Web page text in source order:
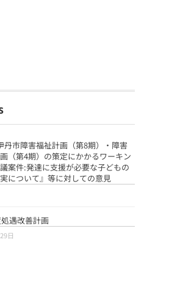
丹市障害福祉計画（第8期）・障害
（第4期）の策定にかかるワーキン
案件:発達に支援が必要な子どもの
について』等に対しての意見
遇改善計画
日